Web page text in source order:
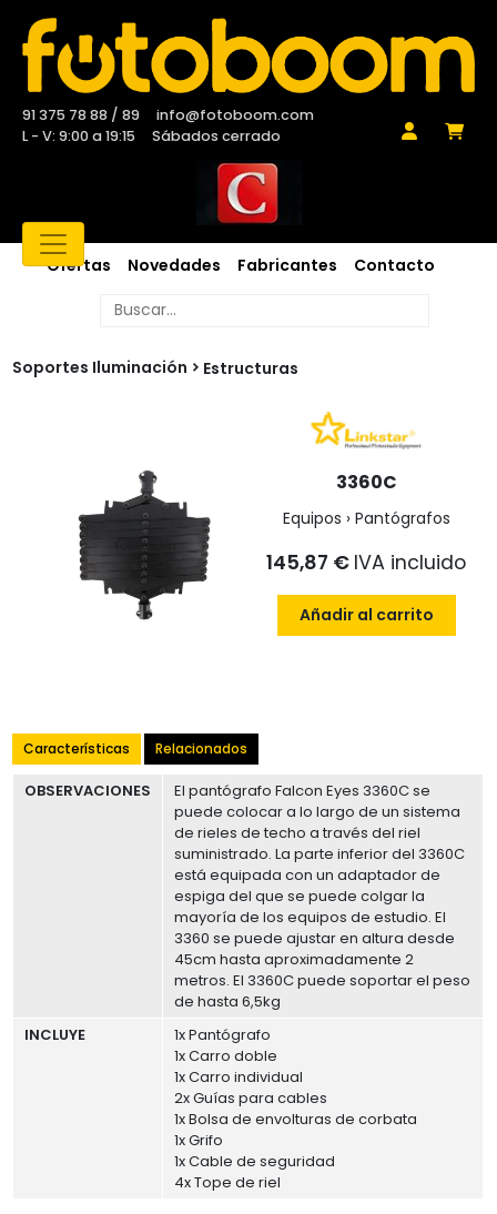
91 375 78 88 / 89
info@fotoboom.com
L - V: 9:00 a 19:15
Sábados cerrado
Ofertas Novedades Fabricantes Contacto
Soportes Iluminación Estructuras
3360C
Equipos › Pantógrafos
145,87 € IVA incluido
Añadir al carrito
Características Relacionados
OBSERVACIONES
El pantógrafo Falcon Eyes 3360C se
puede colocar a lo largo de un sistema
de rieles de techo a través del riel
suministrado. La parte inferior del 3360C
está equipada con un adaptador de
espiga del que se puede colgar la
mayoría de los equipos de estudio. El
3360 se puede ajustar en altura desde
45cm hasta aproximadamente 2
metros. El 3360C puede soportar el peso
de hasta 6,5kg
INCLUYE
1x Pantógrafo
1x Carro doble
1x Carro individual
2x Guías para cables
1x Bolsa de envolturas de corbata
1x Grifo
1x Cable de seguridad
4x Tope de riel